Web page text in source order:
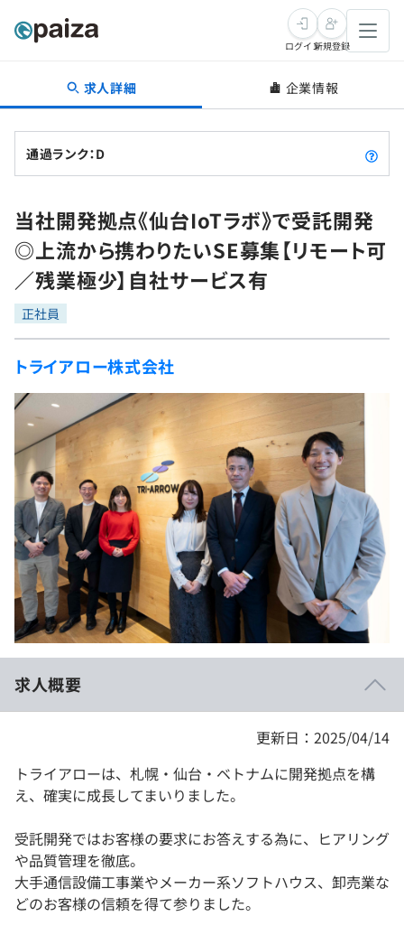
転職・キャリア
転職成功ガイド
転職エージェント
インタビュー
転職成功ガイド
新卒就活
求人検索
本選考
インターン
新卒エージェント
イベント・セミナー
インタビュー
就活成功ガイド
学習
問題集
4択課題
ナレッジ
リファレンス
プラン
個人向けプラン
法人向けプラン
学校向けプラン
契約内容・クーポン
プログラミング言語
評価結果一覧
再チャレンジ結果一覧
ゲーム・マンガ
Tech Team Journal
paiza times
note
paizaとは？
ログイン新規登録
求人詳細 企業情報
通過ランク：D
当社開発拠点《仙台IoTラボ》で受託開発
◎上流から携わりたいSE募集【リモート可
／残業極少】自社サービス有
正社員
トライアロー株式会社
求人概要
更新日：2025/04/14
トライアローは、札幌・仙台・ベトナムに開発拠点を構
え、確実に成長してまいりました。
受託開発ではお客様の要求にお答えする為に、ヒアリング
や品質管理を徹底。
大手通信設備工事業やメーカー系ソフトハウス、卸売業な
どのお客様の信頼を得て参りました。